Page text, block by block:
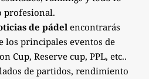
profesional.
de pádel encontrarás
los principales eventos de
Cup, Reserve cup, PPL, etc..
de partidos, rendimiento